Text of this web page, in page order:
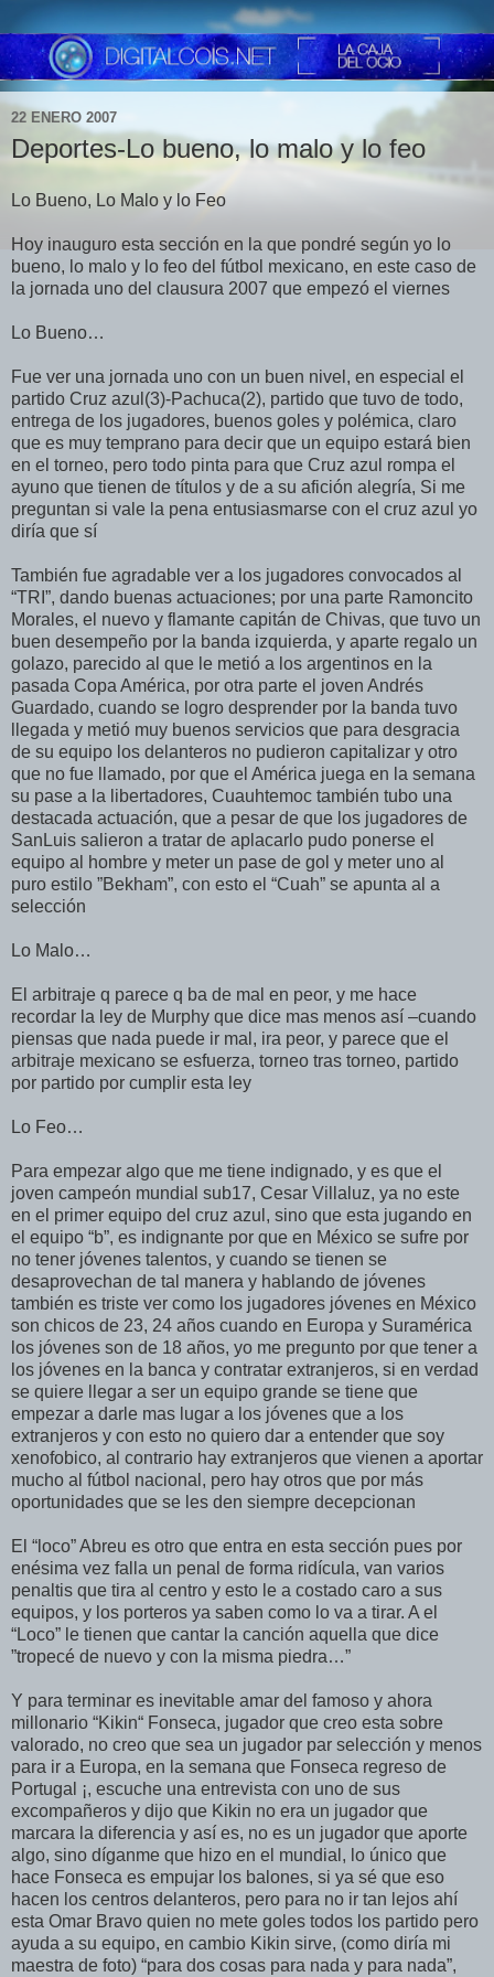
22 ENERO 2007
Deportes-Lo bueno, lo malo y lo feo
Lo Bueno, Lo Malo y lo Feo
Hoy inauguro esta sección en la que pondré según yo lo
bueno, lo malo y lo feo del fútbol mexicano, en este caso de
la jornada uno del clausura 2007 que empezó el viernes
Lo Bueno…
Fue ver una jornada uno con un buen nivel, en especial el
partido Cruz azul(3)-Pachuca(2), partido que tuvo de todo,
entrega de los jugadores, buenos goles y polémica, claro
que es muy temprano para decir que un equipo estará bien
en el torneo, pero todo pinta para que Cruz azul rompa el
ayuno que tienen de títulos y de a su afición alegría, Si me
preguntan si vale la pena entusiasmarse con el cruz azul yo
diría que sí
También fue agradable ver a los jugadores convocados al
“TRI”, dando buenas actuaciones; por una parte Ramoncito
Morales, el nuevo y flamante capitán de Chivas, que tuvo un
buen desempeño por la banda izquierda, y aparte regalo un
golazo, parecido al que le metió a los argentinos en la
pasada Copa América, por otra parte el joven Andrés
Guardado, cuando se logro desprender por la banda tuvo
llegada y metió muy buenos servicios que para desgracia
de su equipo los delanteros no pudieron capitalizar y otro
que no fue llamado, por que el América juega en la semana
su pase a la libertadores, Cuauhtemoc también tubo una
destacada actuación, que a pesar de que los jugadores de
SanLuis salieron a tratar de aplacarlo pudo ponerse el
equipo al hombre y meter un pase de gol y meter uno al
puro estilo ”Bekham”, con esto el “Cuah” se apunta al a
selección
Lo Malo…
El arbitraje q parece q ba de mal en peor, y me hace
recordar la ley de Murphy que dice mas menos así –cuando
piensas que nada puede ir mal, ira peor, y parece que el
arbitraje mexicano se esfuerza, torneo tras torneo, partido
por partido por cumplir esta ley
Lo Feo…
Para empezar algo que me tiene indignado, y es que el
joven campeón mundial sub17, Cesar Villaluz, ya no este
en el primer equipo del cruz azul, sino que esta jugando en
el equipo “b”, es indignante por que en México se sufre por
no tener jóvenes talentos, y cuando se tienen se
desaprovechan de tal manera y hablando de jóvenes
también es triste ver como los jugadores jóvenes en México
son chicos de 23, 24 años cuando en Europa y Suramérica
los jóvenes son de 18 años, yo me pregunto por que tener a
los jóvenes en la banca y contratar extranjeros, si en verdad
se quiere llegar a ser un equipo grande se tiene que
empezar a darle mas lugar a los jóvenes que a los
extranjeros y con esto no quiero dar a entender que soy
xenofobico, al contrario hay extranjeros que vienen a aportar
mucho al fútbol nacional, pero hay otros que por más
oportunidades que se les den siempre decepcionan
El “loco” Abreu es otro que entra en esta sección pues por
enésima vez falla un penal de forma ridícula, van varios
penaltis que tira al centro y esto le a costado caro a sus
equipos, y los porteros ya saben como lo va a tirar. A el
“Loco” le tienen que cantar la canción aquella que dice
”tropecé de nuevo y con la misma piedra…”
Y para terminar es inevitable amar del famoso y ahora
millonario “Kikin“ Fonseca, jugador que creo esta sobre
valorado, no creo que sea un jugador par selección y menos
para ir a Europa, en la semana que Fonseca regreso de
Portugal ¡, escuche una entrevista con uno de sus
excompañeros y dijo que Kikin no era un jugador que
marcara la diferencia y así es, no es un jugador que aporte
algo, sino díganme que hizo en el mundial, lo único que
hace Fonseca es empujar los balones, si ya sé que eso
hacen los centros delanteros, pero para no ir tan lejos ahí
esta Omar Bravo quien no mete goles todos los partido pero
ayuda a su equipo, en cambio Kikin sirve, (como diría mi
maestra de foto) “para dos cosas para nada y para nada”,